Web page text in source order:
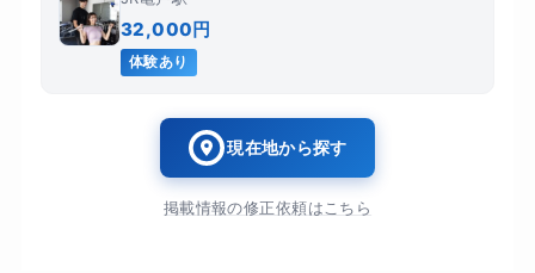
32,000円
体験あり
現在地から探す
掲載情報の修正依頼はこちら